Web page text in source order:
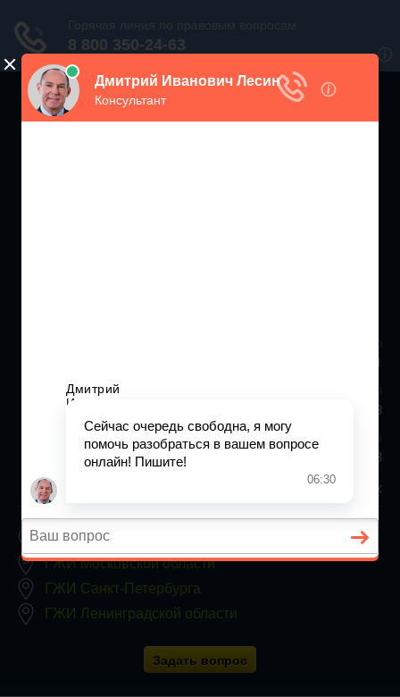
Москва и МО
+7 (499) 938-86-71
Санкт-Петербург и ЛО
+7 (812) 467-34-68
8 800 350 24 63
Заявки принимаются круглосуточно, без выходных
ГЖИ Москвы
ГЖИ Московской области
ГЖИ Санкт-Петербурга
ГЖИ Ленинградской области
Задать вопрос